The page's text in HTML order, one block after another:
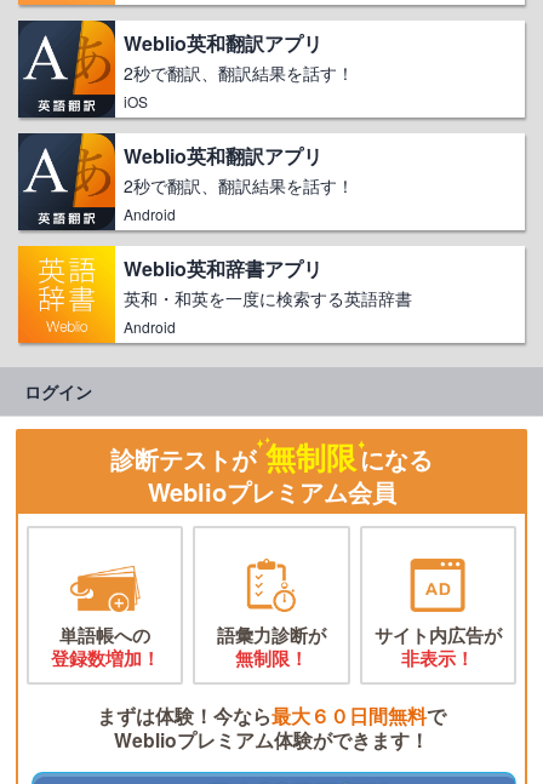
Weblio英和翻訳アプリ
2秒で翻訳、翻訳結果を話す！
iOS
Weblio英和翻訳アプリ
2秒で翻訳、翻訳結果を話す！
Android
Weblio英和辞書アプリ
英和・和英を一度に検索する英語辞書
Android
ログイン
診断テストが 無制限になる
Weblioプレミアム会員
単語帳への
登録数増加！
語彙力診断が
無制限！
サイト内広告が
非表示！
まずは体験！今なら最大６０日間無料で
Weblioプレミアム体験ができます！